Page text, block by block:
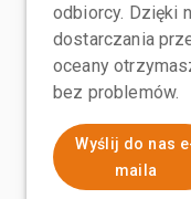
odbiorcy. Dzięki
dostarczania
oceany
bez problemów.
Wyślij do nas
maila